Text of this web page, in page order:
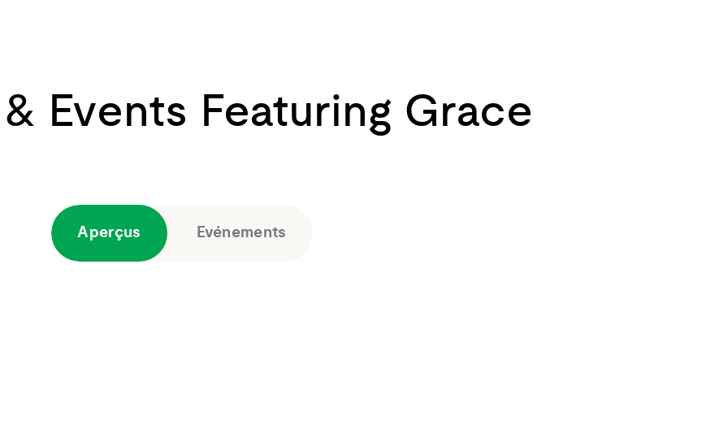
Events Featuring Grace
Aperçus Evénements